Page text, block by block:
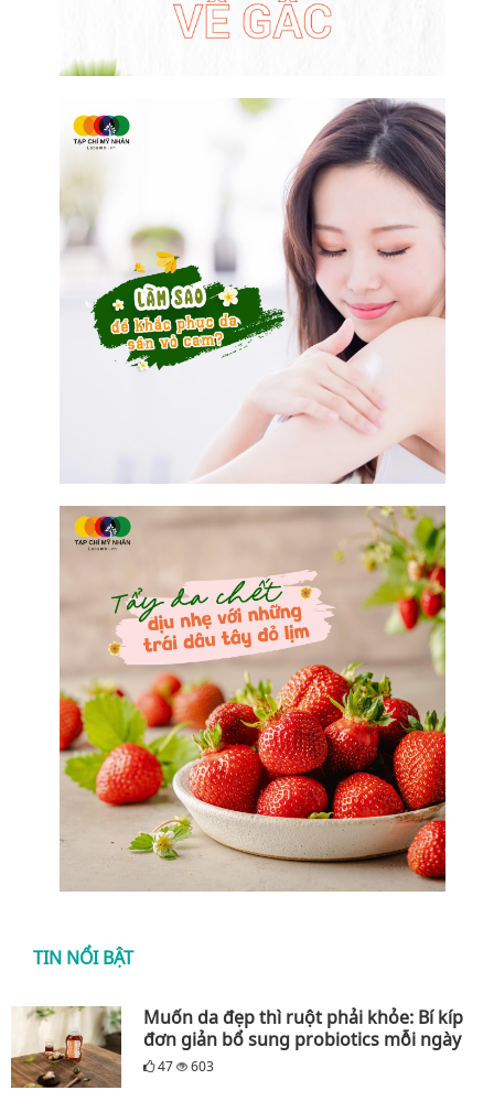
TIN NỔI BẬT
Muốn da đẹp thì ruột phải khỏe: Bí kíp
đơn giản bổ sung probiotics mỗi ngày
47 603